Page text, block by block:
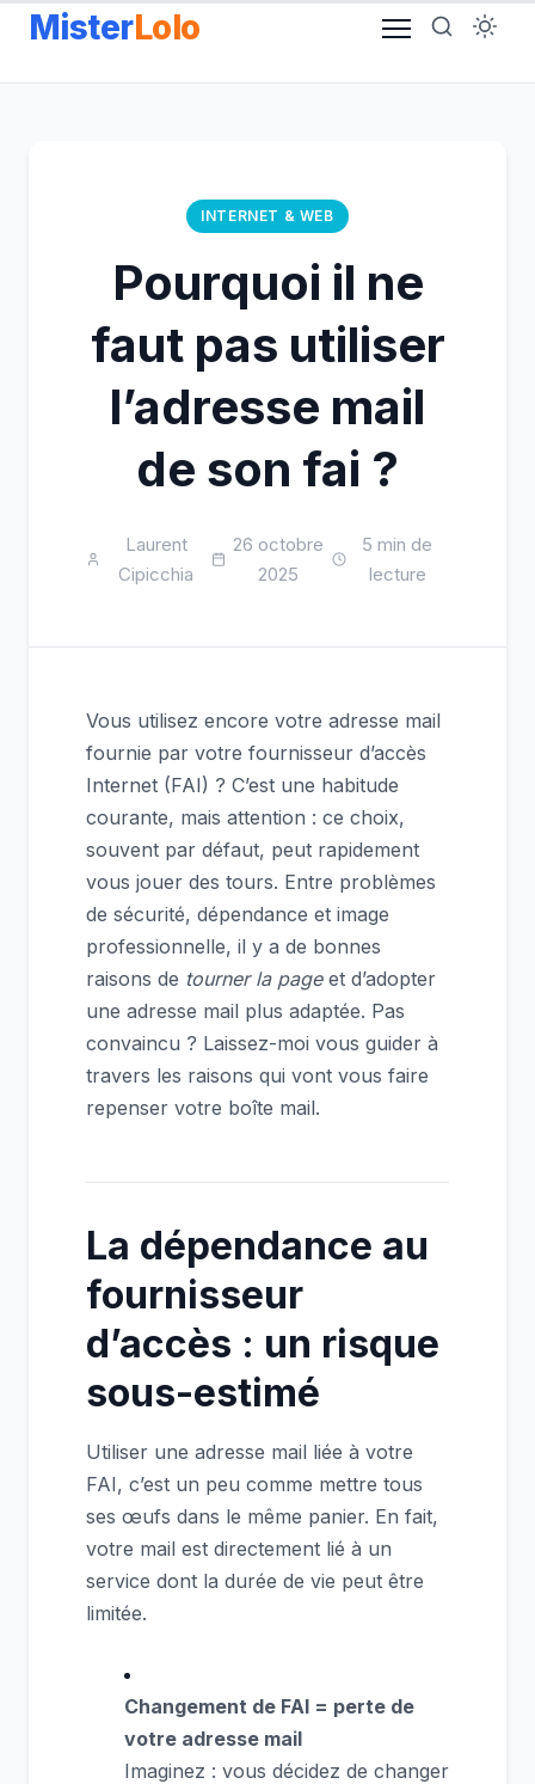
Aller
contenu
MisterLolo
INTERNET & WEB
Pourquoi il ne
faut pas utiliser
l’adresse mail
de son fai ?
Laurent
Cipicchia
26 octobre
2025
5 min de
lecture
Vous utilisez encore votre adresse mail
fournie par votre fournisseur d’accès
Internet (FAI) ? C’est une habitude
courante, mais attention : ce choix,
souvent par défaut, peut rapidement
vous jouer des tours. Entre problèmes
de sécurité, dépendance et image
professionnelle, il y a de bonnes
raisons de tourner la pageet d’adopter
une adresse mail plus adaptée. Pas
convaincu ? Laissez-moi vous guider à
travers les raisons qui vont vous faire
repenser votre boîte mail.
La dépendance au
fournisseur
d’accès : un risque
sous-estimé
Utiliser une adresse mail liée à votre
FAI, c’est un peu comme mettre tous
ses œufs dans le même panier. En fait,
votre mail est directement lié à un
service dont la durée de vie peut être
limitée.
Changement de FAI = perte de
votre adresse mail
Imaginez : vous décidez de changer